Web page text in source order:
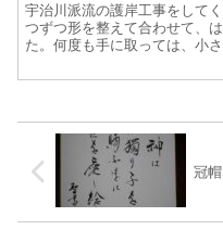
宇治川派流の護岸工事をして
つずつ形を整えて合わせて、
た。何度も手に取っては、小
ていらっしゃいました。大変
で...
冠帽